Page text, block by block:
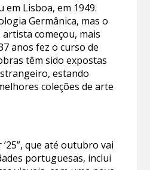
em Lisboa, em 1949.
Germânica, mas o
começou, mais
anos fez o curso de
têm sido expostas
estando
coleções de arte
que até outubro vai
portuguesas, inclui